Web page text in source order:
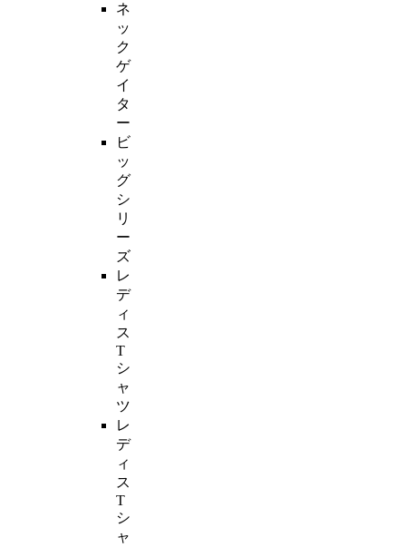
ネ
ッ
ク
ゲ
イ
タ
ー
ビ
ッ
グ
シ
リ
ー
ズ
レ
デ
ィ
ス
T
シ
ャ
ツ
レ
デ
ィ
ス
T
シ
ャ